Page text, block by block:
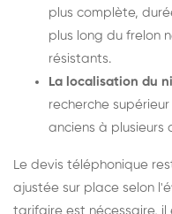
plus complète,
plus long du frelon
résistants.
La localisation du
recherche
anciens à plusieurs
Le devis téléphonique
ajustée sur place selon
tarifaire est nécessaire,